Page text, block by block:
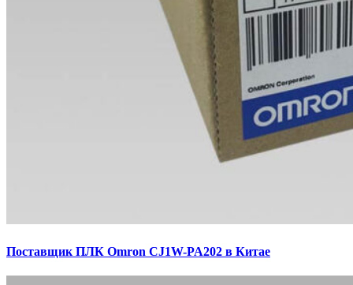
Поставщик ПЛК Omron CJ1W-PA202 в Китае